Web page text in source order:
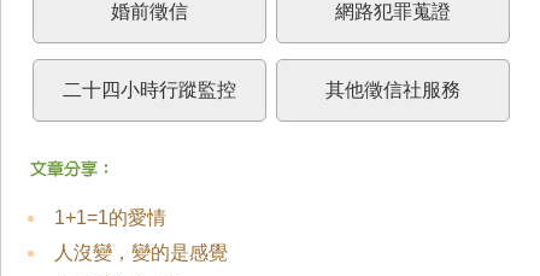
婚前徵信 網路犯罪蒐證
二十四小時行蹤監控 其他徵信社服務
1+1=1的愛情
人沒變，變的是感覺